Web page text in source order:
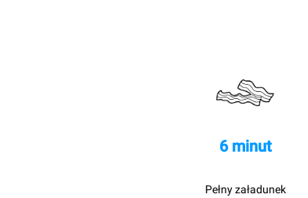
6 minut
Pełny załadunek